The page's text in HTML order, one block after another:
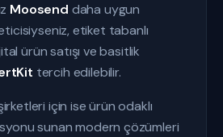
Moosend daha uygun
etiket tabanlı
ürün satışı ve basitlik
tercih edilebilir.
için ise ürün odaklı
sunan modern çözümleri